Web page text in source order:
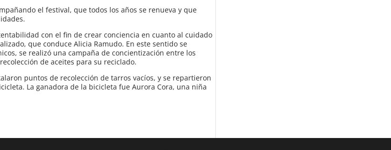
el festival, que todos los años se renueva y que
con el fin de crear conciencia en cuanto al cuidado
que conduce Alicia Ramudo. En este sentido se
se realizó una campaña de concientización entre los
de aceites para su reciclado.
puntos de recolección de tarros vacíos, y se repartieron
La ganadora de la bicicleta fue Aurora Cora, una niña